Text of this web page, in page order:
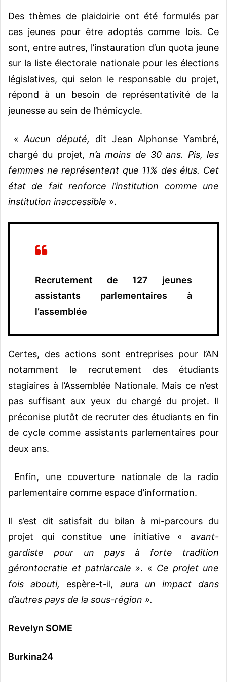
Des thèmes de plaidoirie ont été formulés par
ces jeunes pour être adoptés comme lois. Ce
sont, entre autres, l’instauration d’un quota jeune
sur la liste électorale nationale pour les élections
législatives, qui selon le responsable du projet,
répond à un besoin de représentativité de la
jeunesse au sein de l’hémicycle.
«Aucun député, dit Jean Alphonse Yambré,
chargé du projet, n’a moins de 30 ans. Pis, les
femmes ne représentent que 11% des élus. Cet
état de fait renforce l’institution comme une
institution inaccessible ».
Recrutement de 127 jeunes
assistants parlementaires à
l’assemblée
Certes, des actions sont entreprises pour l’AN
notamment le recrutement des étudiants
stagiaires à l’Assemblée Nationale. Mais ce n’est
pas suffisant aux yeux du chargé du projet. Il
préconise plutôt de recruter des étudiants en fin
de cycle comme assistants parlementaires pour
deux ans.
Enfin, une couverture nationale de la radio
parlementaire comme espace d’information.
Il s’est dit satisfait du bilan à mi-parcours du
projet qui constitue une initiative « avant-
gardiste pour un pays à forte tradition
gérontocratie et patriarcale ». « Ce projet une
fois abouti, espère-t-il, aura un impact dans
d’autres pays de la sous-région ».
Revelyn SOME
Burkina24